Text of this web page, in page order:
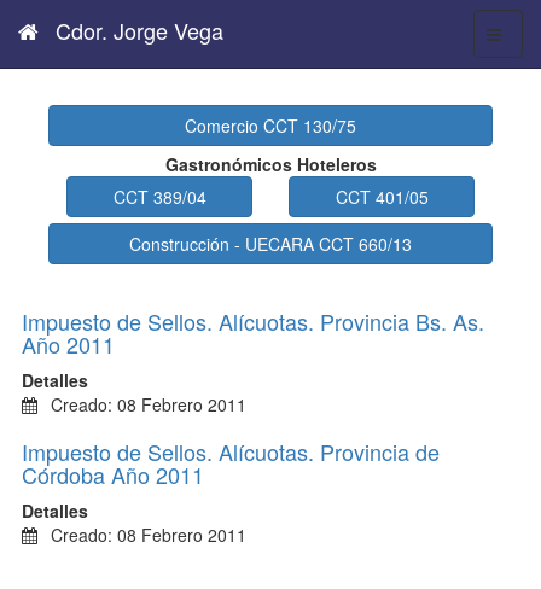
Cdor. Jorge Vega
Comercio CCT 130/75
Gastronómicos Hoteleros
CCT 389/04
CCT 401/05
Construcción - UECARA CCT 660/13
Impuesto de Sellos. Alícuotas. Provincia Bs. As.
Año 2011
Detalles
Creado: 08 Febrero 2011
Impuesto de Sellos. Alícuotas. Provincia de
Córdoba Año 2011
Detalles
Creado: 08 Febrero 2011